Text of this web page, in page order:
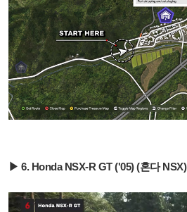
▶ 6. Honda NSX-R GT ('05) (혼다 NSX)